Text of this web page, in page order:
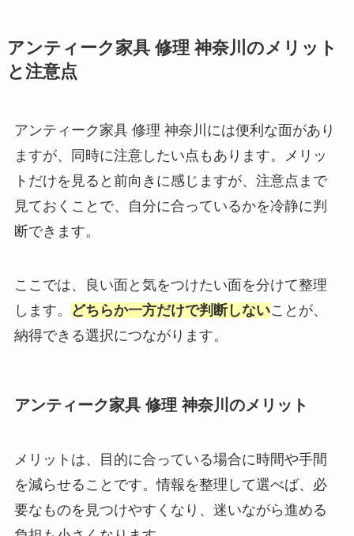
アンティーク家具 修理 神奈川のメリット
と注意点
アンティーク家具 修理 神奈川には便利な面があり
ますが、同時に注意したい点もあります。メリッ
トだけを見ると前向きに感じますが、注意点まで
見ておくことで、自分に合っているかを冷静に判
断できます。
ここでは、良い面と気をつけたい面を分けて整理
します。
どちらか一方だけで判断しないことが、
納得できる選択につながります。
アンティーク家具 修理 神奈川のメリット
メリットは、目的に合っている場合に時間や手間
を減らせることです。情報を整理して選べば、必
要なものを見つけやすくなり、迷いながら進める